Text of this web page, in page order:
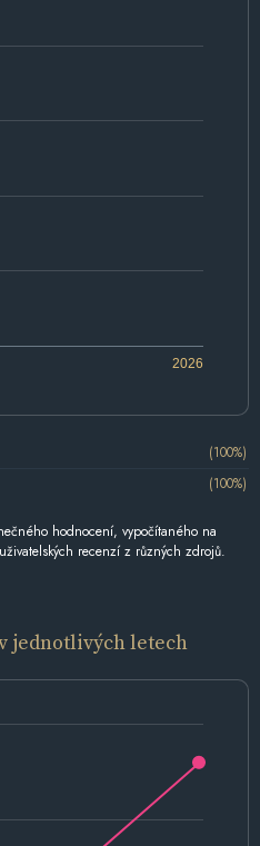
2026
(100%)
(100%)
hodnocení, vypočítaného na
recenzí z různých zdrojů.
jednotlivých letech